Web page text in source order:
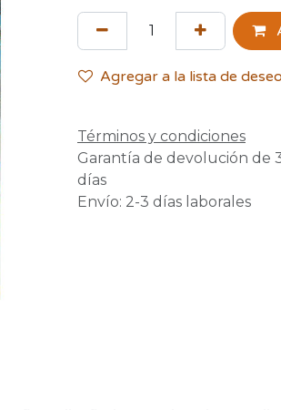
Agregar a la lista de
Términos y condiciones
Garantía de devolución de
días
Envío: 2-3 días laborales